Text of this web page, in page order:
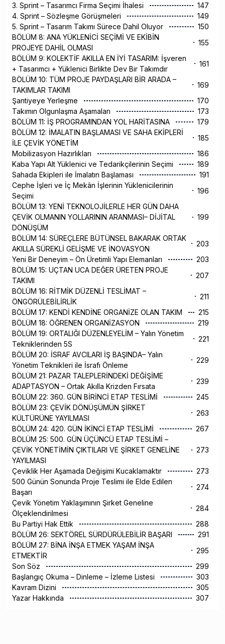
3. Sprint – Tasarımcı Firma Seçimi İhalesi
147
4. Sprint – Sözleşme Görüşmeleri
149
5. Sprint – Tasarım Takımı Sürece Dahil Oluyor
150
BÖLÜM 8: ANA YÜKLENİCİ SEÇİMİ VE EKİBİN
PROJEYE DAHİL OLMASI
155
BÖLÜM 9: KOLEKTİF AKILLA EN İYİ TASARIM: İşveren
+ Tasarımcı + Yüklenici Birlikte Dev Bir Takımdır
161
BÖLÜM 10: TÜM PROJE PAYDAŞLARI BİR ARADA –
TAKIMLAR TAKIMI
169
Şantiyeye Yerleşme
170
Takımın Olgunlaşma Aşamaları
173
BÖLÜM 11: İŞ PROGRAMINDAN YOL HARİTASINA
179
BÖLÜM 12: İMALATIN BAŞLAMASI VE SAHA EKİPLERİ
İLE ÇEVİK YÖNETİM
185
Mobilizasyon Hazırlıkları
186
Kaba Yapı Alt Yüklenici ve Tedarikçilerinin Seçimi
189
Sahada Ekipleri ile İmalatın Başlaması
191
Cephe İşleri ve İç Mekân İşlerinin Yüklenicilerinin
Seçimi
196
BÖLÜM 13: YENİ TEKNOLOJİLERLE HER GÜN DAHA
ÇEVİK OLMANIN YOLLARININ ARANMASI– DİJİTAL
DÖNÜŞÜM
199
BÖLÜM 14: SÜREÇLERE BÜTÜNSEL BAKARAK ORTAK
AKILLA SÜREKLİ GELİŞME VE İNOVASYON
203
Yeni Bir Deneyim – Ön Üretimli Yapı Elemanları
203
BÖLÜM 15: UÇTAN UCA DEĞER ÜRETEN PROJE
TAKIMI
207
BÖLÜM 16: RİTMİK DÜZENLİ TESLİMAT –
ÖNGÖRÜLEBİLİRLİK
211
BÖLÜM 17: KENDİ KENDİNE ORGANİZE OLAN TAKIM
215
BÖLÜM 18: ÖĞRENEN ORGANİZASYON
219
BÖLÜM 19: ORTALIĞI DÜZENLEYELİM – Yalın Yönetim
Tekniklerinden 5S
221
BÖLÜM 20: İSRAF AVCILARI İŞ BAŞINDA– Yalın
Yönetim Teknikleri ile İsrafı Önleme
229
BÖLÜM 21: PAZAR TALEPLERİNDEKİ DEĞİŞİME
ADAPTASYON – Ortak Akılla Krizden Fırsata
239
BÖLÜM 22: 360. GÜN BİRİNCİ ETAP TESLİMİ
245
BÖLÜM 23: ÇEVİK DÖNÜŞÜMÜN ŞİRKET
KÜLTÜRÜNE YAYILMASI
263
BÖLÜM 24: 420. GÜN İKİNCİ ETAP TESLİMİ
267
BÖLÜM 25: 500. GÜN ÜÇÜNCÜ ETAP TESLİMİ –
ÇEVİK YÖNETİMİN ÇIKTILARI VE ŞİRKET GENELİNE
YAYILMASI
273
Çeviklik Her Aşamada Değişimi Kucaklamaktır
273
500 Günün Sonunda Proje Teslimi ile Elde Edilen
Başarı
274
Çevik Yönetim Yaklaşımının Şirket Geneline
Ölçeklendirilmesi
284
Bu Partiyi Hak Ettik
288
BÖLÜM 26: SEKTÖREL SÜRDÜRÜLEBİLİR BAŞARI
291
BÖLÜM 27: BİNA İNŞA ETMEK YAŞAM İNŞA
ETMEKTİR
295
Son Söz
299
Başlangıç Okuma – Dinleme – İzleme Listesi
303
Kavram Dizini
305
Yazar Hakkında
307